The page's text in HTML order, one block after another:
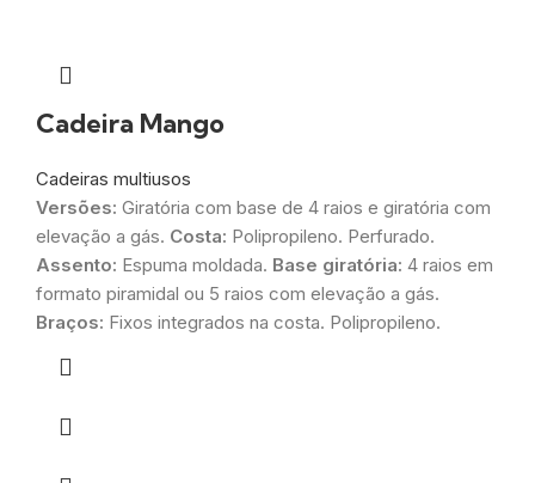
Cadeira Mango
Cadeiras multiusos
Versões: Giratória com base de 4 raios e giratória com
elevação a gás. Costa: Polipropileno. Perfurado.
Assento: Espuma moldada. Base giratória: 4 raios em
formato piramidal ou 5 raios com elevação a gás.
Braços: Fixos integrados na costa. Polipropileno.